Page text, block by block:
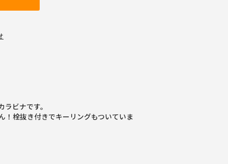
ビナです。
！栓抜き付きでキーリングもついていま